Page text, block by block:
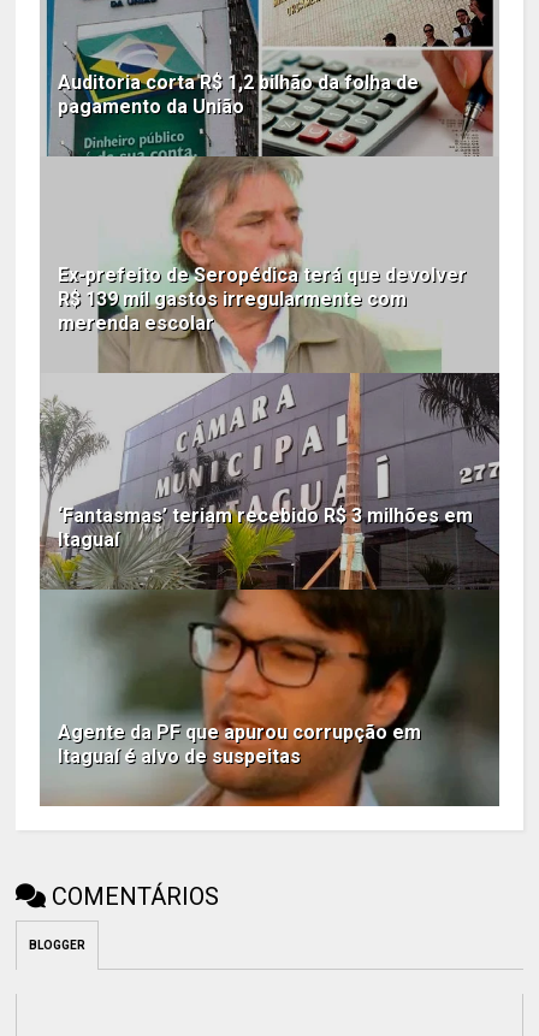
Auditoria corta R$ 1,2 bilhão da folha de
pagamento da União
Ex-prefeito de Seropédica terá que devolver
R$ 139 mil gastos irregularmente com
merenda escolar
‘Fantasmas’ teriam recebido R$ 3 milhões em
Itaguaí
Agente da PF que apurou corrupção em
Itaguaí é alvo de suspeitas
COMENTÁRIOS
BLOGGER